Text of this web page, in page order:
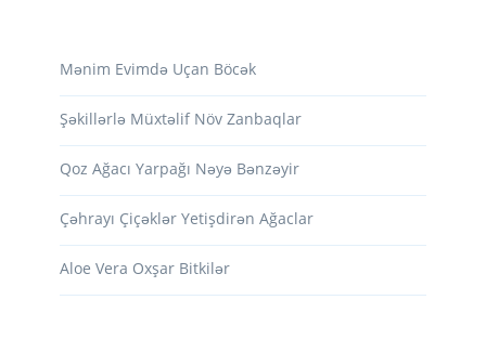
Mənim Evimdə Uçan Böcək
Şəkillərlə Müxtəlif Növ Zanbaqlar
Qoz Ağacı Yarpağı Nəyə Bənzəyir
Çəhrayı Çiçəklər Yetişdirən Ağaclar
Aloe Vera Oxşar Bitkilər